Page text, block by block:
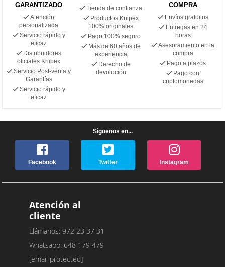
GARANTIZADO
Atención
personalizada
Servicio rápido y
eficaz
Distribuidores
oficiales Knipex
Servicio Post-venta y
Garantías
Servicio rápido y
eficaz
Tienda de confianza
Productos Knipex
100% originales
Pago 100% seguro
Más de 60 años de
experiencia
Derecho de
devolución
COMPRA
Envíos gratuitos
Entregas en 24
horas
Asesoramiento en la
compra
Pago a plazos
Pago con
criptomonedas
Síguenos en...
Facebook Twitter Instagram
Atención al
cliente
Llámanos: 972 23 37 31
Whatsapp: 648 179 479
[email protected]